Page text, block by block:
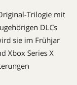
Trilogie mit
DLCs
sie im Frühjar
Xbox Series X